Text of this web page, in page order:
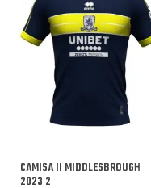
CAMISA II MIDDLESBROUGH
2023 2